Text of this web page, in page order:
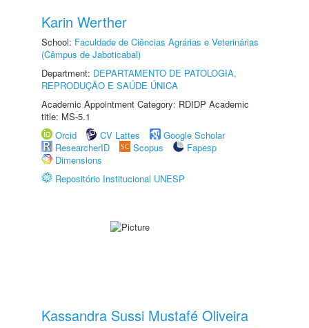
Karin Werther
School: Faculdade de Ciências Agrárias e Veterinárias
(Câmpus de Jaboticabal)
Department: DEPARTAMENTO DE PATOLOGIA,
REPRODUÇÃO E SAÚDE ÚNICA
Academic Appointment Category: RDIDP Academic
title: MS-5.1
Orcid
CV Lattes
Google Scholar
ResearcherID
Scopus
Fapesp
Dimensions
Repositório Institucional UNESP
Kassandra Sussi Mustafé Oliveira